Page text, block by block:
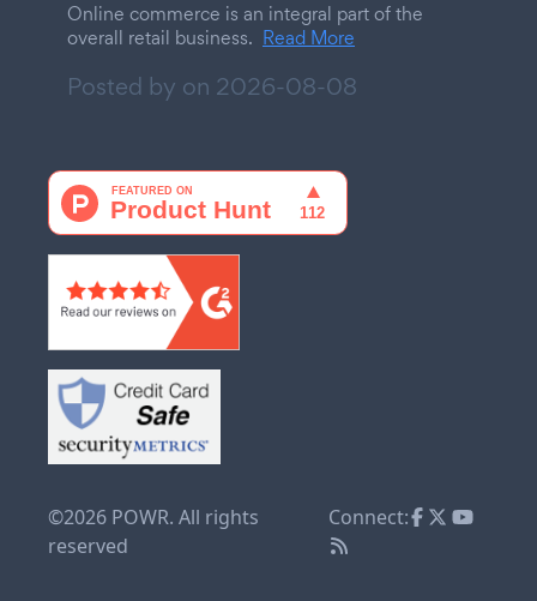
Online commerce is an integral part of the
overall retail business. Read More
Posted by on 2026-08-08
©2026 POWR. All rights
reserved
Connect: